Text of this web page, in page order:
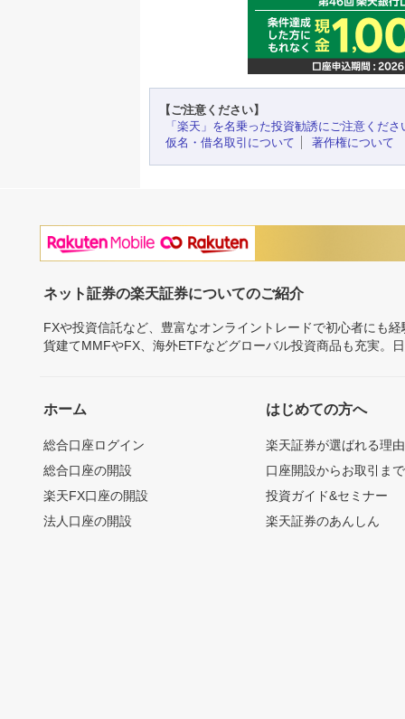
【ご注意ください】
「楽天」を名乗った投資勧誘にご注意くださ
仮名・借名取引について
著作権について
ネット証券の楽天証券についてのご紹介
FXや投資信託など、豊富なオンライントレードで初心者にも
貨建てMMFやFX、海外ETFなどグローバル投資商品も充実。
ホーム
総合口座ログイン
総合口座の開設
楽天FX口座の開設
法人口座の開設
はじめての方へ
楽天証券が選ばれる理由
口座開設からお取引ま
投資ガイド&セミナー
楽天証券のあんしん